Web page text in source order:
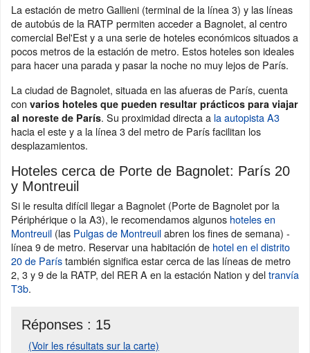
La estación de metro Gallieni (terminal de la línea 3) y las líneas
de autobús de la RATP permiten acceder a Bagnolet, al centro
comercial Bel'Est y a una serie de hoteles económicos situados a
pocos metros de la estación de metro. Estos hoteles son ideales
para hacer una parada y pasar la noche no muy lejos de París.
La ciudad de Bagnolet, situada en las afueras de París, cuenta
con varios hoteles que pueden resultar prácticos para viajar
al noreste de París. Su proximidad directa a la autopista A3
hacia el este y a la línea 3 del metro de París facilitan los
desplazamientos.
Hoteles cerca de Porte de Bagnolet: París 20
y Montreuil
Si le resulta difícil llegar a Bagnolet (Porte de Bagnolet por la
Périphérique o la A3), le recomendamos algunos hoteles en
Montreuil (las Pulgas de Montreuilabren los fines de semana) -
línea 9 de metro. Reservar una habitación de hotel en el distrito
20 de Parístambién significa estar cerca de las líneas de metro
2, 3 y 9 de la RATP, del RER A en la estación Nation y deltranvía
T3b.
Réponses : 15
(Voir les résultats sur la carte)